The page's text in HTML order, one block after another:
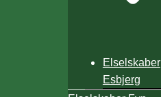
Elselskaber
Esbjerg